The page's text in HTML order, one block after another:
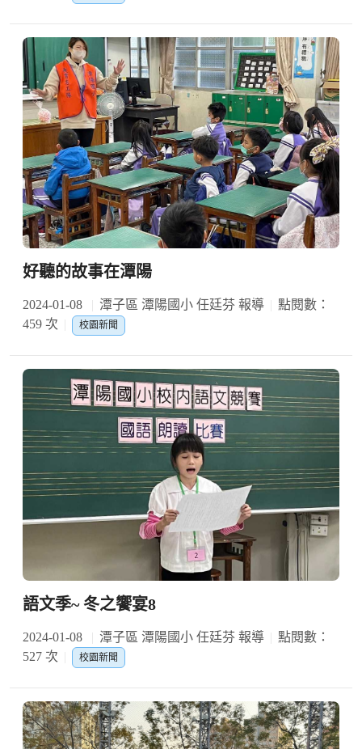
好聽的故事在潭陽
2024-01-08 潭子區 潭陽國小 任廷芬 報導
點閱數：
459 次
校園新聞
語文季~ 冬之饗宴8
2024-01-08 潭子區 潭陽國小 任廷芬 報導
點閱數：
527 次
校園新聞